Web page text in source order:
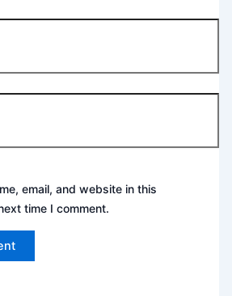
email, and website in this
time I comment.